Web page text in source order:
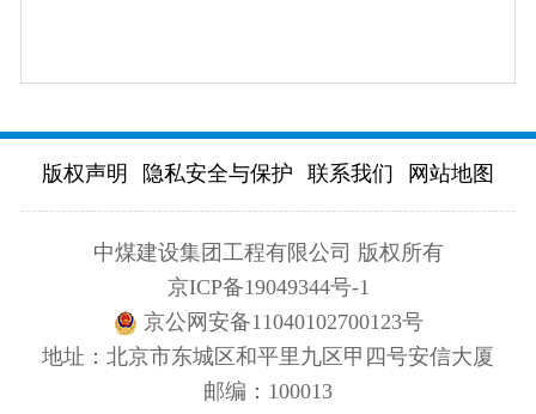
版权声明 隐私安全与保护 联系我们 网站地图
中煤建设集团工程有限公司 版权所有
京ICP备19049344号-1
京公网安备11040102700123号
地址：北京市东城区和平里九区甲四号安信大厦
邮编：100013